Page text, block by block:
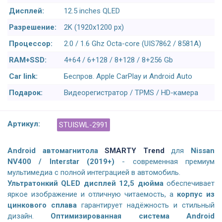
Дисплей:
12.5 inches QLED
Разрешение:
2K (1920x1200 px)
Процессор:
2.0 / 1.6 Ghz Octa-core (UIS7862 / 8581A)
RAM+SSD:
4+64 / 6+128 / 8+128 / 8+256 Gb
Car link:
Беспров. Apple CarPlay и Android Auto
Подарок:
Видеорегистратор / TPMS / HD-камера
Артикул: STUISWL-2991
Android автомагнитолаSMARTY Trendдля Nissan
NV400 / Interstar (2019+) - современная премиум
мультимедиа с полной интеграцией в автомобиль.
Ультратонкий QLED дисплей 12,5 дюймаобеспечивает
яркое изображение и отличную читаемость, а корпус из
цинкового сплава гарантирует надёжность и стильный
дизайн. Оптимизированная система Android